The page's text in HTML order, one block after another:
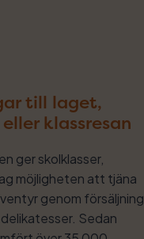
till laget,
klassresan
ger skolklasser,
möjligheten att tjäna
genom försäljning
Sedan